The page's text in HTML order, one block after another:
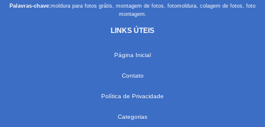
Palavras-chave:moldura para fotos grátis, montagem de fotos, fotomoldura, colagem de fotos, foto
montagem.
LINKS ÚTEIS
Página Inicial
Contato
Política de Privacidade
Categorias